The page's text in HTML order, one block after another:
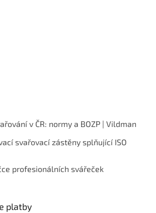
v ČR: normy a BOZP | Vildman
svařovací zástěny splňující ISO
profesionálních svářeček
platby